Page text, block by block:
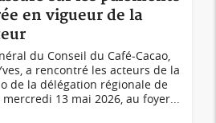
en vigueur de la
du Conseil du Café-Cacao,
a rencontré les acteurs de la
de la délégation régionale de
13 mai 2026, au foyer...